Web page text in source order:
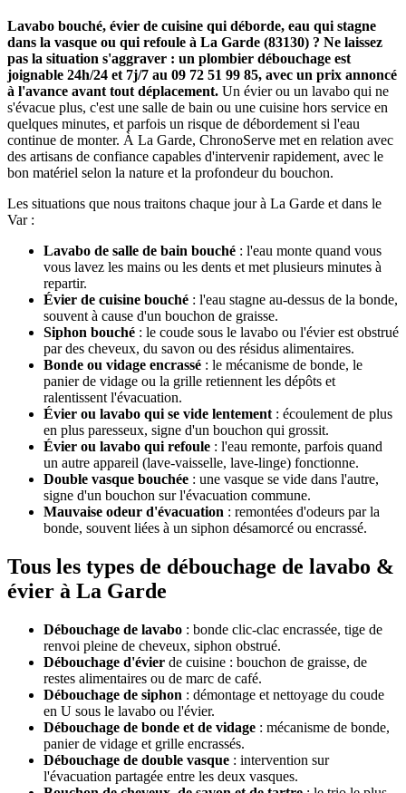
Lavabo bouché, évier de cuisine qui déborde, eau qui stagne
dans la vasque ou qui refoule à La Garde (83130) ? Ne laissez
pas la situation s'aggraver : un plombier débouchage est
joignable 24h/24 et 7j/7 au 09 72 51 99 85, avec un prix annoncé
à l'avance avant tout déplacement. Un évier ou un lavabo qui ne
s'évacue plus, c'est une salle de bain ou une cuisine hors service en
quelques minutes, et parfois un risque de débordement si l'eau
continue de monter. À La Garde, ChronoServe met en relation avec
des artisans de confiance capables d'intervenir rapidement, avec le
bon matériel selon la nature et la profondeur du bouchon.
Les situations que nous traitons chaque jour à La Garde et dans le
Var :
Lavabo de salle de bain bouché : l'eau monte quand vous
vous lavez les mains ou les dents et met plusieurs minutes à
repartir.
Évier de cuisine bouché : l'eau stagne au-dessus de la bonde,
souvent à cause d'un bouchon de graisse.
Siphon bouché : le coude sous le lavabo ou l'évier est obstrué
par des cheveux, du savon ou des résidus alimentaires.
Bonde ou vidage encrassé : le mécanisme de bonde, le
panier de vidage ou la grille retiennent les dépôts et
ralentissent l'évacuation.
Évier ou lavabo qui se vide lentement : écoulement de plus
en plus paresseux, signe d'un bouchon qui grossit.
Évier ou lavabo qui refoule : l'eau remonte, parfois quand
un autre appareil (lave-vaisselle, lave-linge) fonctionne.
Double vasque bouchée : une vasque se vide dans l'autre,
signe d'un bouchon sur l'évacuation commune.
Mauvaise odeur d'évacuation : remontées d'odeurs par la
bonde, souvent liées à un siphon désamorcé ou encrassé.
Tous les types de débouchage de lavabo &
évier à La Garde
Débouchage de lavabo : bonde clic-clac encrassée, tige de
renvoi pleine de cheveux, siphon obstrué.
Débouchage d'évier de cuisine : bouchon de graisse, de
restes alimentaires ou de marc de café.
Débouchage de siphon : démontage et nettoyage du coude
en U sous le lavabo ou l'évier.
Débouchage de bonde et de vidage : mécanisme de bonde,
panier de vidage et grille encrassés.
Débouchage de double vasque : intervention sur
l'évacuation partagée entre les deux vasques.